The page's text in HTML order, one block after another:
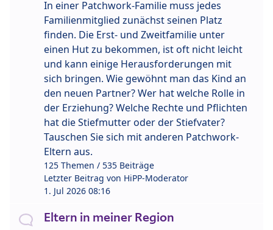
In einer Patchwork-Familie muss jedes
Familienmitglied zunächst seinen Platz
finden. Die Erst- und Zweitfamilie unter
einen Hut zu bekommen, ist oft nicht leicht
und kann einige Herausforderungen mit
sich bringen. Wie gewöhnt man das Kind an
den neuen Partner? Wer hat welche Rolle in
der Erziehung? Welche Rechte und Pflichten
hat die Stiefmutter oder der Stiefvater?
Tauschen Sie sich mit anderen Patchwork-
Eltern aus.
125 Themen / 535 Beiträge
Letzter Beitrag von HiPP-Moderator
1. Jul 2026 08:16
Eltern in meiner Region